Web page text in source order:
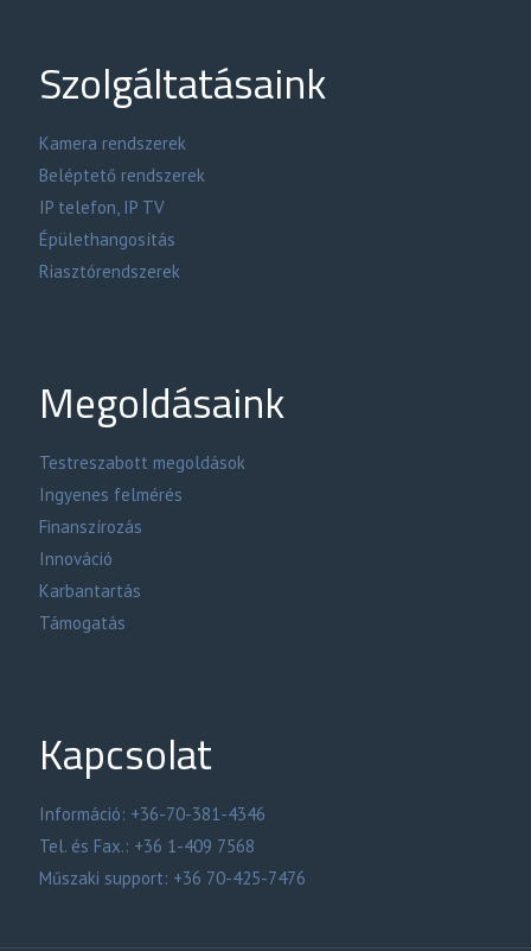
Szolgáltatásaink
Kamera rendszerek
Beléptető rendszerek
IP telefon, IP TV
Épülethangosítás
Riasztórendszerek
Megoldásaink
Testreszabott megoldások
Ingyenes felmérés
Finanszírozás
Innováció
Karbantartás
Támogatás
Kapcsolat
Információ: +36-70-381-4346
Tel. és Fax.: +36 1-409 7568
Műszaki support: +36 70-425-7476